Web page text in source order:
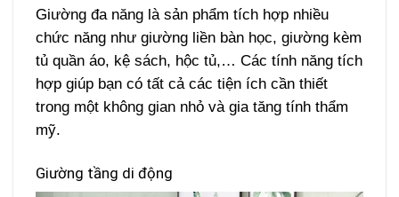
Giường đa năng là sản phẩm tích hợp nhiều
chức năng như giường liền bàn học, giường kèm
tủ quần áo, kệ sách, hộc tủ,… Các tính năng tích
hợp giúp bạn có tất cả các tiện ích cần thiết
trong một không gian nhỏ và gia tăng tính thẩm
mỹ.
Giường tầng di động